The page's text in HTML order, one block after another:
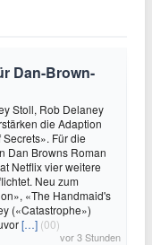
Dan-Brown-
Stoll, Rob Delaney
die Adaption
Für die
Dan Browns Roman
Netflix vier weitere
Neu zum
«The Handmaid's
(«Catastrophe»)
[…] (00)
vor 3 Stunden